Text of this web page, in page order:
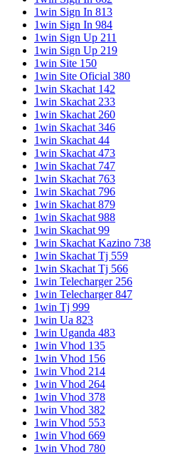
1win Sign In 813
1win Sign In 984
1win Sign Up 211
1win Sign Up 219
1win Site 150
1win Site Oficial 380
1win Skachat 142
1win Skachat 233
1win Skachat 260
1win Skachat 346
1win Skachat 44
1win Skachat 473
1win Skachat 747
1win Skachat 763
1win Skachat 796
1win Skachat 879
1win Skachat 988
1win Skachat 99
1win Skachat Kazino 738
1win Skachat Tj 559
1win Skachat Tj 566
1win Telecharger 256
1win Telecharger 847
1win Tj 999
1win Ua 823
1win Uganda 483
1win Vhod 135
1win Vhod 156
1win Vhod 214
1win Vhod 264
1win Vhod 378
1win Vhod 382
1win Vhod 553
1win Vhod 669
1win Vhod 780